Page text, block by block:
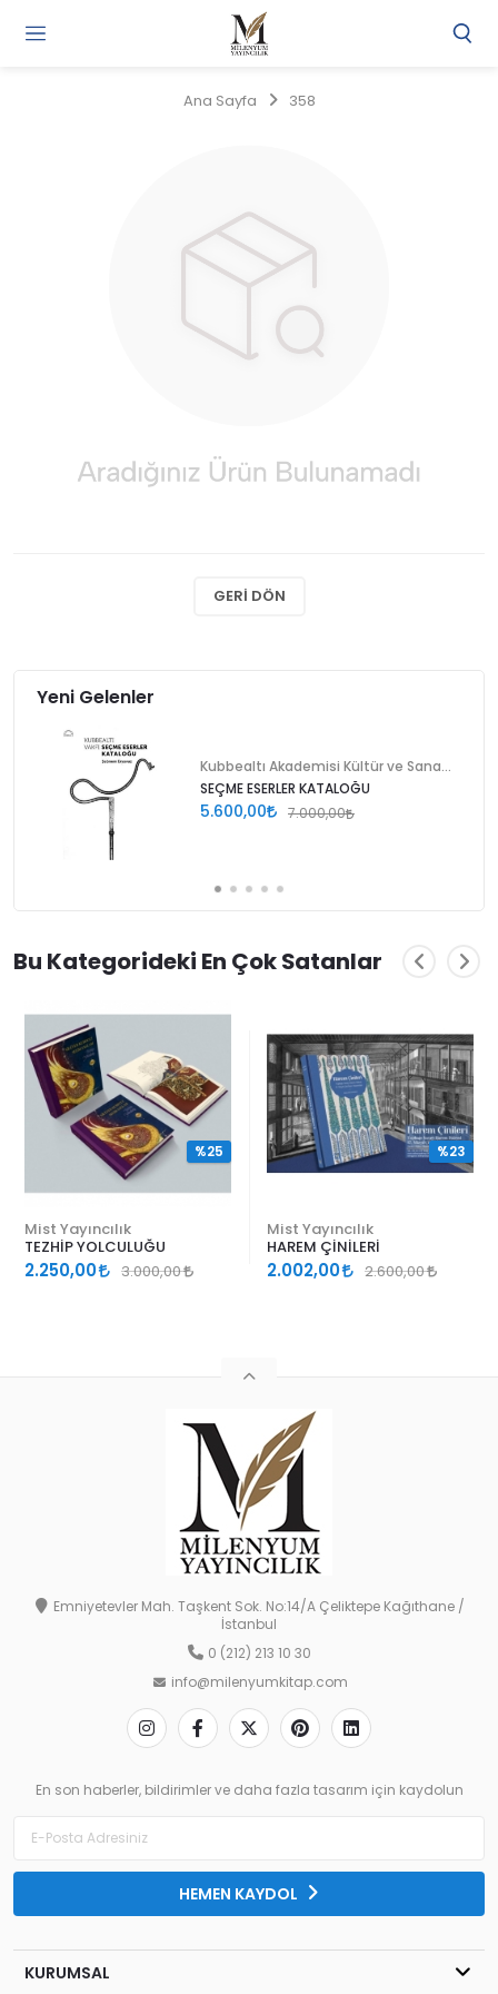
Ana Sayfa 358
GERI DÖN
Yeni Gelenler
SEÇME ESERLER KATALOĞU
5.600,00 7.000,00
Bu Kategorideki En Çok Satanlar
Mist Yayıncılık
TEZHİP YOLCULUĞU
2.250,00 3.000,00
%25
Mist Yayıncılık
HAREM ÇİNİLERİ
2.002,00 2.600,00
%23
Emniyetevler Mah. Taşkent Sok. No:14/A Çeliktepe Kağıthane /
İstanbul
0 (212) 213 10 30
info@milenyumkitap.com
En son haberler, bildirimler ve daha fazla tasarım için kaydolun
HEMEN KAYDOL
KURUMSAL